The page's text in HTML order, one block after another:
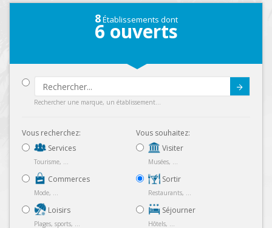
8Établissements dont
6 ouverts
Rechercher une marque, un établissement...
Vous recherchez:
Services
Tourisme, ...
Commerces
Mode, ...
Loisirs
Plages, sports, ...
Vous souhaitez:
Visiter
Musées, ...
Sortir
Restaurants, ...
Séjourner
Hôtels, ...